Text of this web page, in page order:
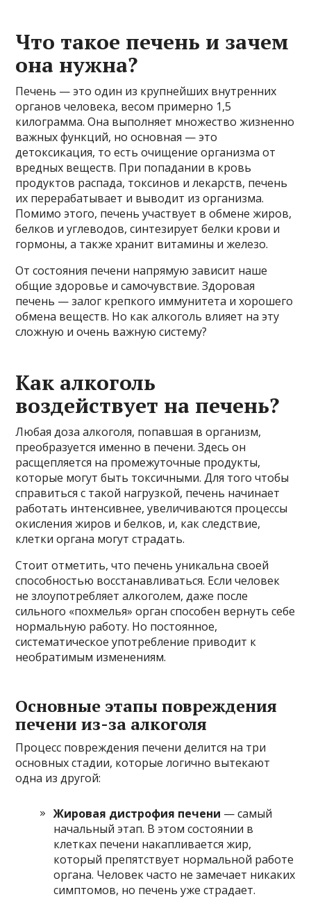
Что такое печень и зачем
она нужна?
Печень — это один из крупнейших внутренних
органов человека, весом примерно 1,5
килограмма. Она выполняет множество жизненно
важных функций, но основная — это
детоксикация, то есть очищение организма от
вредных веществ. При попадании в кровь
продуктов распада, токсинов и лекарств, печень
их перерабатывает и выводит из организма.
Помимо этого, печень участвует в обмене жиров,
белков и углеводов, синтезирует белки крови и
гормоны, а также хранит витамины и железо.
От состояния печени напрямую зависит наше
общие здоровье и самочувствие. Здоровая
печень — залог крепкого иммунитета и хорошего
обмена веществ. Но как алкоголь влияет на эту
сложную и очень важную систему?
Как алкоголь
воздействует на печень?
Любая доза алкоголя, попавшая в организм,
преобразуется именно в печени. Здесь он
расщепляется на промежуточные продукты,
которые могут быть токсичными. Для того чтобы
справиться с такой нагрузкой, печень начинает
работать интенсивнее, увеличиваются процессы
окисления жиров и белков, и, как следствие,
клетки органа могут страдать.
Стоит отметить, что печень уникальна своей
способностью восстанавливаться. Если человек
не злоупотребляет алкоголем, даже после
сильного «похмелья» орган способен вернуть себе
нормальную работу. Но постоянное,
систематическое употребление приводит к
необратимым изменениям.
Основные этапы повреждения
печени из-за алкоголя
Процесс повреждения печени делится на три
основных стадии, которые логично вытекают
одна из другой:
Жировая дистрофия печени — самый
начальный этап. В этом состоянии в
клетках печени накапливается жир,
который препятствует нормальной работе
органа. Человек часто не замечает никаких
симптомов, но печень уже страдает.